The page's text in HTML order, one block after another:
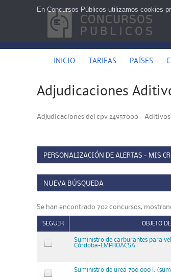
INICIO TARIFAS PAÍSES
Adjudicaciones
Adjudicaciones del cpv 24957000 -
PERSONALIZACIÓN DE ALERTAS - MIS
NUEVA BÚSQUEDA
Se han encontrado 702 concursos,
SEGUIR OBJETO
Suministro de carburantes para
Córdoba-EMPROACSA
Suministro de urea 700.000 l.
En Concursos Públicos utilizamos cookies